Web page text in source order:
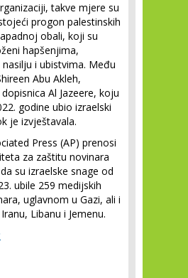
takve mjere su
progon palestinskih
obali, koji su
hapšenjima,
i ubistvima. Među
Abu Akleh,
Al Jazeere, koju
godine ubio izraelski
je izvještavala.
Press (AP) prenosi
za zaštitu novinara
su izraelske snage od
ubile 259 medijskih
uglavnom u Gazi, ali i
Libanu i Jemenu.